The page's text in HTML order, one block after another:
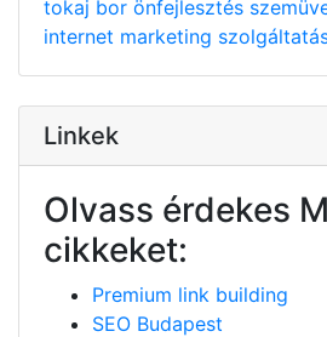
tokaj bor önfejlesztés
internet marketing
Linkek
Olvass érdekes
cikkeket:
Premium link building
SEO Budapest